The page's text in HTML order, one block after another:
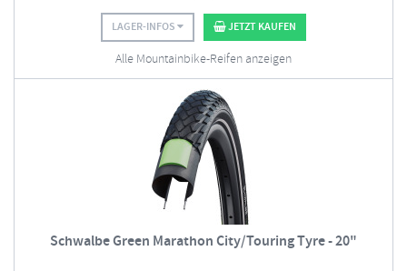
LAGER-INFOS JETZT KAUFEN
Alle Mountainbike-Reifen anzeigen
Schwalbe Green Marathon City/Touring Tyre - 20"